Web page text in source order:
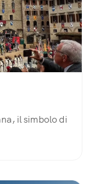
il simbolo di